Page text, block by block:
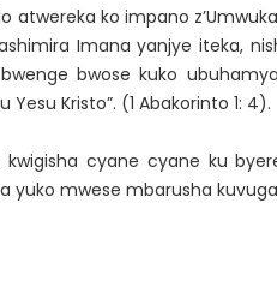
atwereka ko impano
Imana yanjye iteka,
bwose kuko
Yesu Kristo”. (1 Abakorinto 1: 4).
kwigisha cyane cyane ku
yuko mwese mbarusha